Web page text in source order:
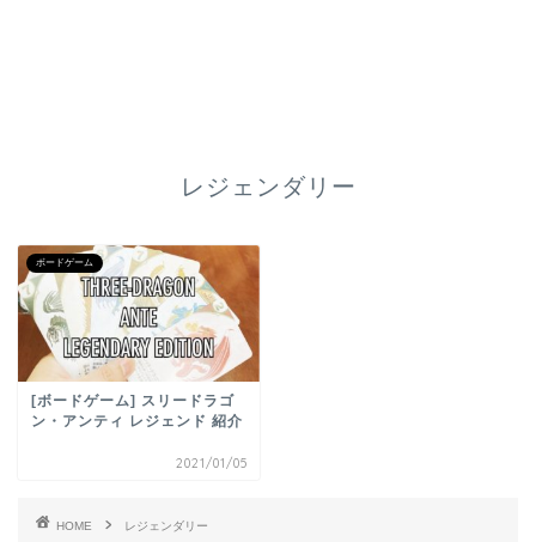
レジェンダリー
ボードゲーム
[ボードゲーム] スリードラゴ
ン・アンティ レジェンド 紹介
2021/01/05
HOME レジェンダリー